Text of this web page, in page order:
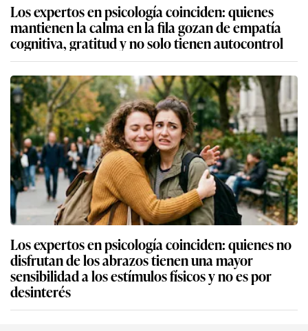
Los expertos en psicología coinciden: quienes
mantienen la calma en la fila gozan de empatía
cognitiva, gratitud y no solo tienen autocontrol
Los expertos en psicología coinciden: quienes no
disfrutan de los abrazos tienen una mayor
sensibilidad a los estímulos físicos y no es por
desinterés